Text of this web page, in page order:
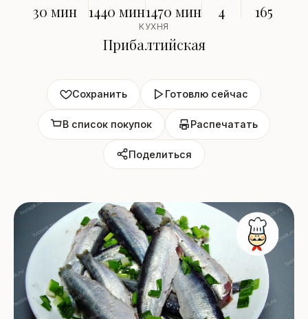
30 мин 1440 мин1470 мин 4 165
КУХНЯ
Прибалтийская
Сохранить Готовлю сейчас
В список покупок Распечатать
Поделиться